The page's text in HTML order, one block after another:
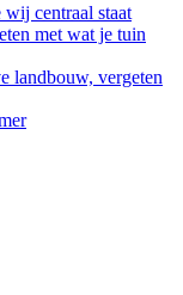
centraal staat
met wat je tuin
landbouw, vergeten